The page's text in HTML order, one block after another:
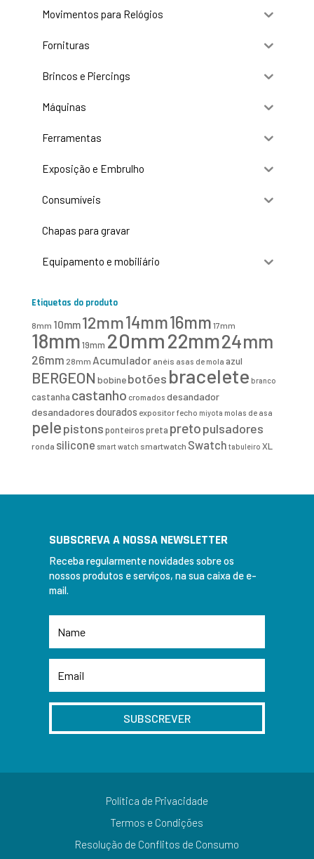
Movimentos para Relógios
Fornituras
Brincos e Piercings
Máquinas
Ferramentas
Exposição e Embrulho
Consumíveis
Chapas para gravar
Equipamento e mobiliário
Etiquetas do produto
8mm 10mm12mm14mm16mm 17mm
18mm19mm 20mm22mm24mm
26mm 28mm Acumulador anéis asas de mola azul
BERGEON bobinebotões bracelete branco
castanha castanho cromados desandador
desandadoresdourados expositor fecho miyota molas de asa
pelepistonsponteirospreta pretopulsadores
ronda silicone smart watch smartwatch Swatch tabuleiro XL
SUBSCREVA A NOSSA NEWSLETTER
Receba regularmente novidades sobre os
nossos produtos e serviços, na sua caixa de e-
mail.
SUBSCREVER
Política de Privacidade
Termos e Condições
Resolução de Conflitos de Consumo